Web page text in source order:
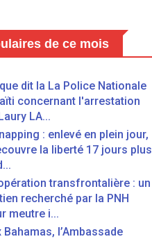
de ce mois
dit la La Police Nationale
concernant l'arrestation
LA...
: enlevé en plein jour,
la liberté 17 jours plus
transfrontalière : un
recherché par la PNH
meutre i...
Bahamas, l’Ambassade